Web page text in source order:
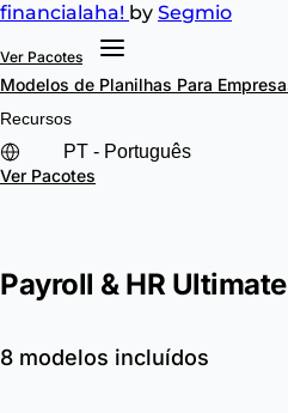
financialaha! by Segmio
Ver Pacotes
Modelos de Planilhas Para
Recursos
Ver Pacotes
Payroll & HR
8 modelos incluídos